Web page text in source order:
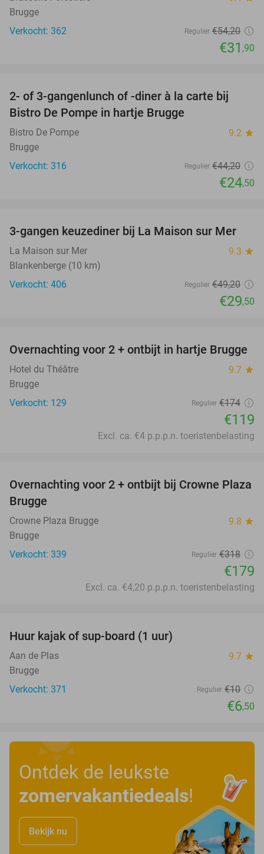
Brugge
Verkocht: 362
Regulier €54,20
€31 ,90
45%
2- of 3-gangenlunch of -diner à la carte bij
Bistro De Pompe in hartje Brugge
Bistro De Pompe 9.2 star
Brugge
Verkocht: 316
Regulier €44,20
€24,50
40%
3-gangen keuzediner bij La Maison sur Mer
La Maison sur Mer 9.3 star
Blankenberge (10 km)
Verkocht: 406
Regulier €49,20
€29,50
32%
Overnachting voor 2 + ontbijt in hartje Brugge
Hotel du Théâtre 9.7 star
Brugge
Verkocht: 129
Regulier €174
€119
Excl. ca. €4 p.p.p.n. toeristenbelasting
44%
Overnachting voor 2 + ontbijt bij Crowne Plaza
Brugge
Crowne Plaza Brugge 9.8 star
Brugge
Verkocht: 339
Regulier €318
€179
Excl. ca. €4,20 p.p.p.n. toeristenbelasting
Huur kajak of sup-board (1 uur)
Aan de Plas 9.7 star
Brugge
Verkocht: 371
Regulier €10
€6,50
Ontdek de leukste
zomervakantiedeals!
Bekijk nu